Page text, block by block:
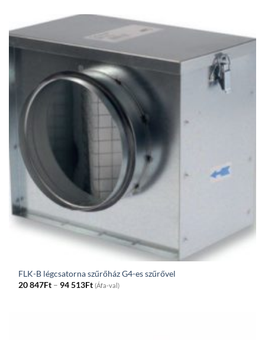
through
208Ft
FLK-B légcsatorna szűrőház G4-es szűrővel
20 847Ft – 94 513FtPrice
range:
(Áfa-val)